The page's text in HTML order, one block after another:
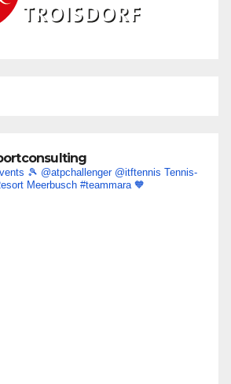
🎾 @atpchallenger @itftennis Tennis-
Meerbusch #teammara 🧡